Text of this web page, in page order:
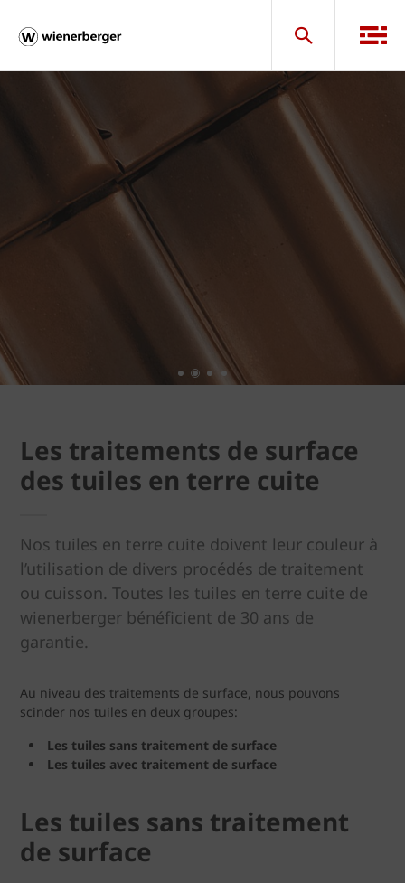
Les traitements de surface
des tuiles en terre cuite
Nos tuiles en terre cuite doivent leur couleur à
l’utilisation de divers procédés de traitement
ou cuisson. Toutes les tuiles en terre cuite de
wienerberger bénéficient de 30 ans de
garantie.
Au niveau des traitements de surface, nous pouvons
scinder nos tuiles en deux groupes:
Les tuiles sans traitement de surface
Les tuiles avec traitement de surface
Les tuiles sans traitement
de surface